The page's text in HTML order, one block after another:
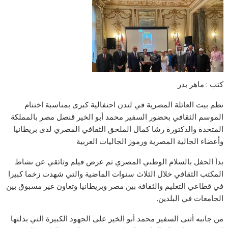
كتب : ماهر بدر
نظم بيت العائلة المصرية في لندن احتفالية كبرى بمناسبة اختتام
الموسم الثقافي بحضور السفير محمد أبو الخير قنصل مصر بالمملكة
المتحدة والدكتورة رشا كمال الملحق الثقافي المصري لدى بريطانيا
وأعضاء الجالية المصرية ورموز الجاليات العربية
بدأ الحفل بالسلام الوطني المصري ثم عرض فيلم وثائقي عن نشاط
المكتب الثقافي خلال الثلاث سنوات الماضية والتي شهدت زخما كبيرا
في قطاعي التعليم والثقافة بين مصر وبريطانيا وتعاون غير مسبوق بين
الجامعات في البلدين.
من جانبه أثنى السفير محمد أبو الخير على الجهود الكبيرة التي بذلتها